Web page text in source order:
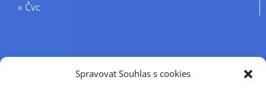
Spravovat Souhlas s cookies
« Čvc
Příjmení